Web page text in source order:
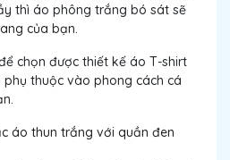
thì áo phông trắng bó sát sẽ
của bạn.
chọn được thiết kế áo T-shirt
thuộc vào phong cách cá